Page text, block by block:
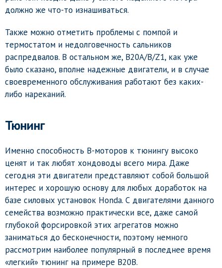
должно же что-то изнашиваться.
Также можно отметить проблемы с помпой и
термостатом и недолговечность сальников
распредвалов. В остальном же, B20A/B/Z1, как уже
было сказано, вполне надежные двигатели, и в случае
своевременного обслуживания работают без каких-
либо нареканий.
Тюнинг
Именно способность B-моторов к тюнингу высоко
ценят и так любят хондоводы всего мира. Даже
сегодня эти двигатели представляют собой большой
интерес и хорошую основу для любых доработок на
базе силовых установок Honda. С двигателями данного
семейства возможно практически все, даже самой
глубокой форсировкой этих агрегатов можно
заниматься до бесконечности, поэтому немного
рассмотрим наиболее популярный в последнее время
«легкий» тюнинг на примере B20B.